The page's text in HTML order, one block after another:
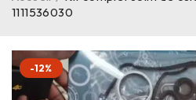
1111536030
-12%